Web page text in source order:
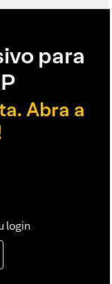
para
Abra a
login